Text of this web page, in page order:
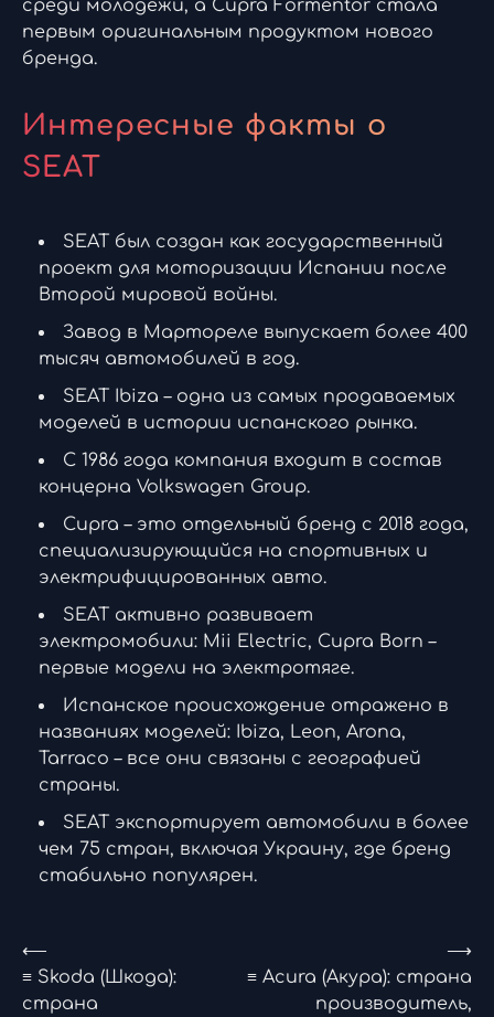
среди молодежи, а Cupra Formentor стала
первым оригинальным продуктом нового
бренда.
Интересные факты о
SEAT
SEAT был создан как государственный
проект для моторизации Испании после
Второй мировой войны.
Завод в Мартореле выпускает более 400
тысяч автомобилей в год.
SEAT Ibiza – одна из самых продаваемых
моделей в истории испанского рынка.
С 1986 года компания входит в состав
концерна Volkswagen Group.
Cupra – это отдельный бренд с 2018 года,
специализирующийся на спортивных и
электрифицированных авто.
SEAT активно развивает
электромобили: Mii Electric, Cupra Born –
первые модели на электротяге.
Испанское происхождение отражено в
названиях моделей: Ibiza, Leon, Arona,
Tarraco – все они связаны с географией
страны.
SEAT экспортирует автомобили в более
чем 75 стран, включая Украину, где бренд
стабильно популярен.
Навигация
по
⟵
≡ Skoda (Шкода):
страна
≡ Acura (Акура): страна
производитель,
⟶